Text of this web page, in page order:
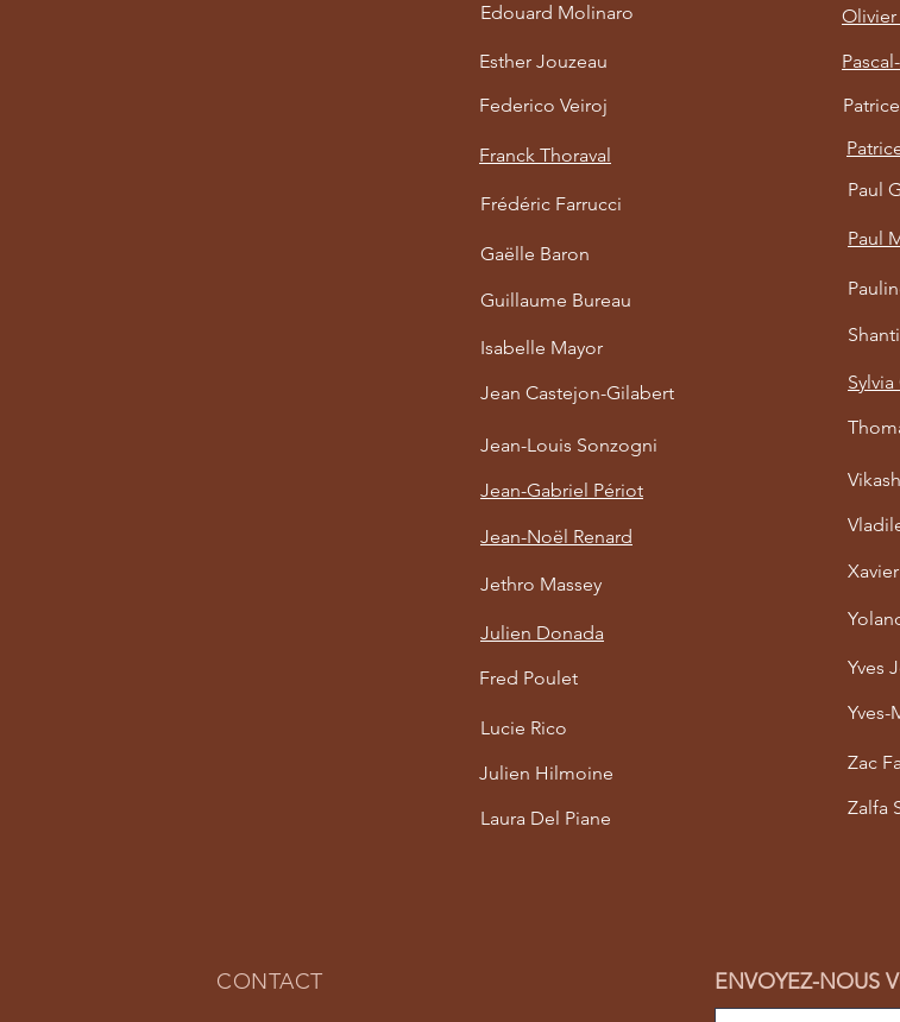
Edouard Molinaro
Esther Jouzeau
Federico Veiroj
Franck Thoraval
Frédéric Farrucci
Gaëlle Baron
Guillaume Bureau
Isabelle Mayor
Jean Castejon-Gilabert
Jean-Louis Sonzogni
Jean-Gabriel Périot
Jean-Noël Renard
Jethro Massey
Julien Donada
Fred Poulet
Lucie Rico
Julien Hilmoine
Laura Del Piane
Paul
Paul
Yves
Yves-
Zac
Zalfa
CONTACT ENVOYEZ-NOUS